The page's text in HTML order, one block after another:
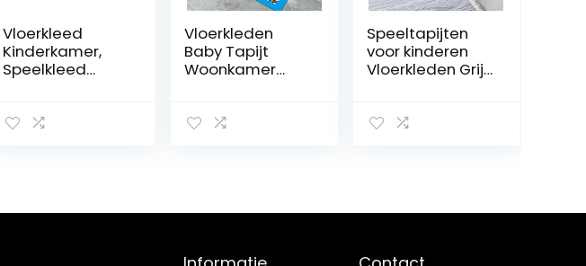
Vloerkleed
Kinderkamer,
Speelkleed
2cm, Groot
Grijs, 200 x
Vloerkleden
Baby Tapijt
Woonkamer
Patroon
Super Zacht en
Speeltapijten
voor kinderen
Vloerkleden Grijs
Deco Modern